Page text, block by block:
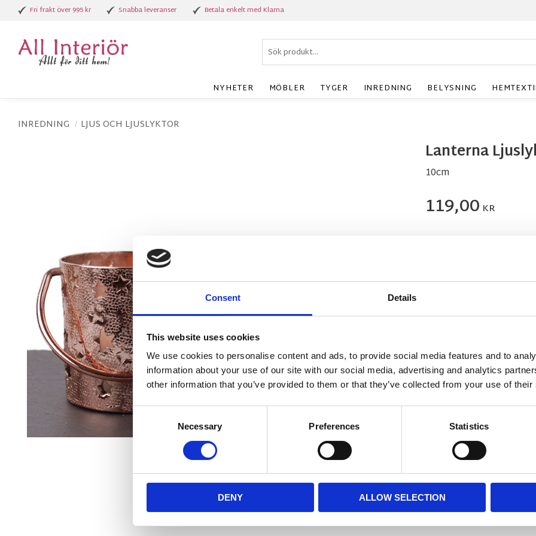
Consent Details
This website uses cookies
We use cookies to personalise content and ads, to provide social media features and to
information about your use of our site with our social media, advertising and analytics
other information that you’ve provided to them or that they’ve collected from your use of
Consent
Necessary Preferences Statistics
DENY ALLOW SELECTION
Fri frakt över 995 kr Snabba leveranser Betala enkelt med Klarna
NYHETER MÖBLER TYGER INREDNING BELYSNING
INREDNING LJUS OCH LJUSLYKTOR
Lanterna
10cm
119,00 KR
BESKRIVNING
Snygg
MÅTT OCH
Visa alla produkter från